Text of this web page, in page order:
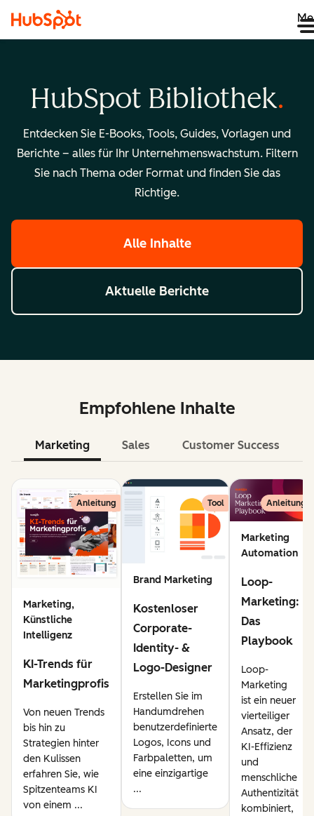
HubSpot Bibliothek
Entdecken Sie E-Books, Tools, Guides, Vorlagen und
Berichte – alles für Ihr Unternehmenswachstum. Filtern
Sie nach Thema oder Format und finden Sie das
Richtige.
Alle Inhalte
Aktuelle Berichte
Empfohlene Inhalte
Marketing Sales Customer Success
Anleitung
Marketing,
Künstliche
Intelligenz
KI-Trends für
Marketingprofis
Von neuen Trends
bis hin zu
Strategien hinter
den Kulissen
erfahren Sie, wie
Spitzenteams KI
von einem ...
Tool
Brand Marketing
Kostenloser
Corporate-
Identity- &
Logo-Designer
Erstellen Sie im
Handumdrehen
benutzerdefinierte
Logos, Icons und
Farbpaletten, um
eine einzigartige
...
Anleitung
Marketing
Automation
Loop-
Marketing:
Das
Playbook
Loop-
Marketing
ist ein neuer
vierteiliger
Ansatz, der
KI-Effizienz
und
menschliche
Authentizität
kombiniert,